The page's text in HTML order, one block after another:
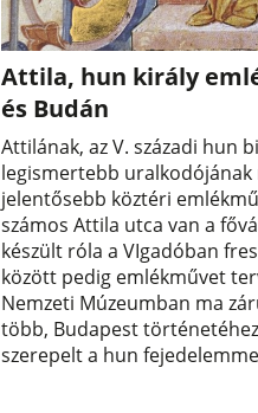
Attila, hun király
és Budán
Attilának, az V. századi hun
legismertebb
jelentősebb köztéri
számos Attila utca van a
készült róla a VIgadóban
között pedig emlékművet
Nemzeti Múzeumban ma
több, Budapest
szerepelt a hun